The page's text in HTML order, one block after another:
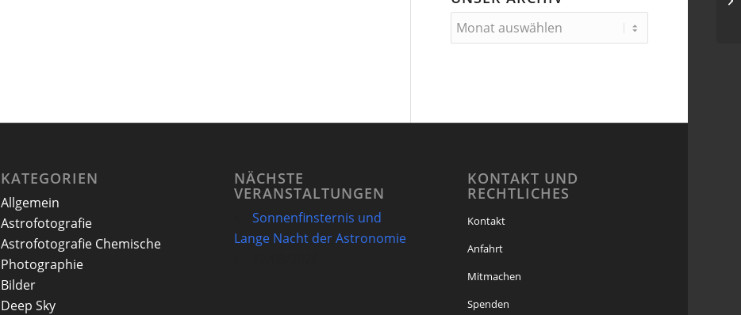
KATEGORIEN
Allgemein
Astrofotografie
Astrofotografie Chemische
Photographie
Bilder
Deep Sky
NÄCHSTE
VERANSTALTUNGEN
Sonnenfinsternis und
Lange Nacht der Astronomie
KONTAKT UND
RECHTLICHES
Kontakt
Anfahrt
Mitmachen
Spenden